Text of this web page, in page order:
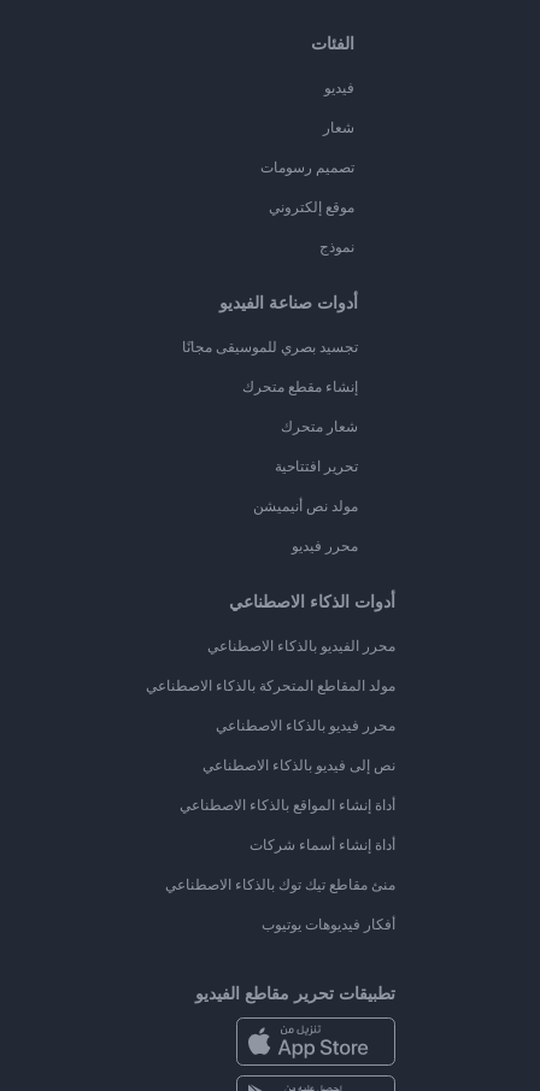
الفئات
فيديو
شعار
تصميم رسومات
موقع إلكتروني
نموذج
أدوات صناعة الفيديو
تجسيد بصري للموسيقى مجانًا
إنشاء مقطع متحرك
شعار متحرك
تحرير افتتاحية
مولد نص أنيميشن
محرر فيديو
أدوات الذكاء الاصطناعي
محرر الفيديو بالذكاء الاصطناعي
مولد المقاطع المتحركة بالذكاء الاصطناعي
محرر فيديو بالذكاء الاصطناعي
نص إلى فيديو بالذكاء الاصطناعي
أداة إنشاء المواقع بالذكاء الاصطناعي
أداة إنشاء أسماء شركات
منئ مقاطع تيك توك بالذكاء الاصطناعي
أفكار فيديوهات يوتيوب
تطبيقات تحرير مقاطع الفيديو